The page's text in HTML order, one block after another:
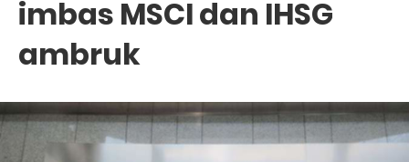
imbas MSCI dan IHSG
ambruk